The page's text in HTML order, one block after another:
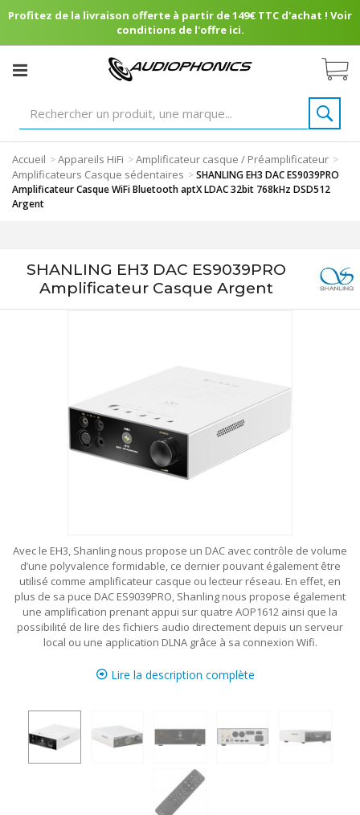
Profitez de la livraison offerte à partir de 149€ TTC d'achat ! Voir
conditions de l'offre ici.
Accueil >Appareils HiFi >Amplificateur casque / Préamplificateur >
Amplificateurs Casque sédentaires >SHANLING EH3 DAC ES9039PRO
Amplificateur Casque WiFi Bluetooth aptX LDAC 32bit 768kHz DSD512
Argent
SHANLING EH3 DAC ES9039PRO
Amplificateur Casque Argent
Avec le EH3, Shanling nous propose un DAC avec contrôle de volume
d’une polyvalence formidable, ce dernier pouvant également être
utilisé comme amplificateur casque ou lecteur réseau. En effet, en
plus de sa puce DAC ES9039PRO, Shanling nous propose également
une amplification prenant appui sur quatre AOP1612 ainsi que la
possibilité de lire des fichiers audio directement depuis un serveur
local ou une application DLNA grâce à sa connexion Wifi.
Lire la description complète